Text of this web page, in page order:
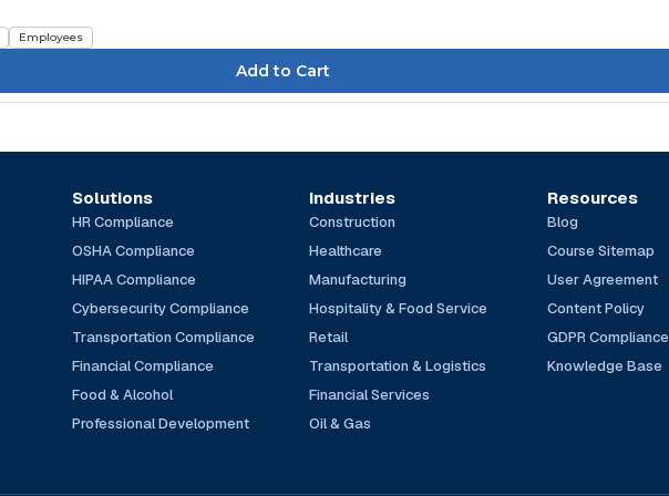
Employees
Solutions
HR Compliance
OSHA Compliance
HIPAA Compliance
Cybersecurity Compliance
Transportation Compliance
Financial Compliance
Food & Alcohol
Professional Development
Industries
Construction
Healthcare
Manufacturing
Hospitality & Food Service
Retail
Transportation & Logistics
Financial Services
Oil & Gas
Resources
Blog
Course Sitemap
User Agreement
Content Policy
GDPR Compliance
Knowledge Base